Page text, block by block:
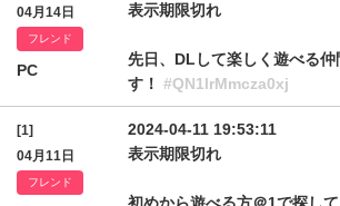
04月14日
フレンド
PC
表示期限切れ
先日、DLして楽しく遊べる仲
す！ #QN1lrMmcza0xj
[1]
04月11日
フレンド
2024-04-11 19:53:11
表示期限切れ